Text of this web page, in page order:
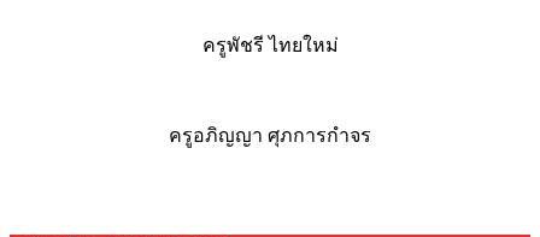
ครูพัชรี ไทยใหม่
ครูอภิญญา ศุภการกำจร